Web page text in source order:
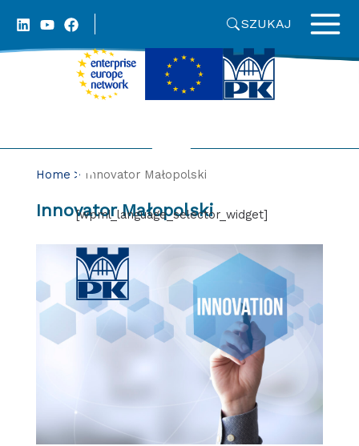
SZUKAJ
[wpml_language_selector_widget]
Home Innovator Małopolski
Innovator Małopolski